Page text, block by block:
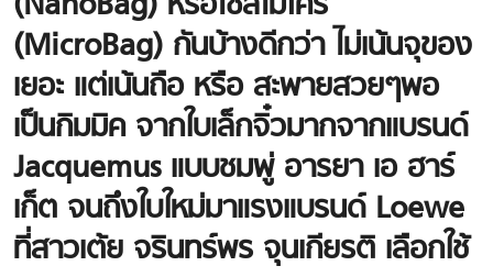
(MicroBag) กันบ้างดีกว่า ไม่เน้นจุของ
เยอะ แต่เน้นถือ หรือ สะพายสวยๆพอ
เป็นกิมมิค จากใบเล็กจิ๋วมากจากแบรนด์
Jacquemus แบบชมพู่ อารยา เอ ฮาร์
เก็ต จนถึงใบใหม่มาแรงแบรนด์ Loewe
ที่สาวเต้ย จรินทร์พร จุนเกียรติ เลือกใช้